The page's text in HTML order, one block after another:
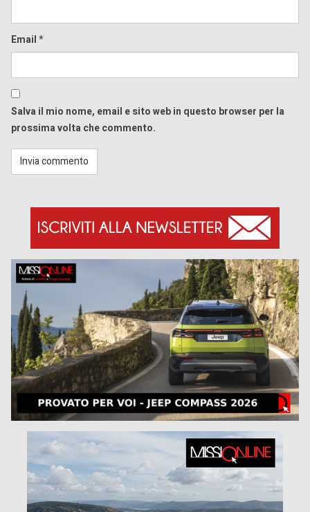
Email*
Salva il mio nome, email e sito web in questo browser per la
prossima volta che commento.